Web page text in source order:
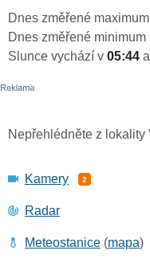
Dnes změřené maximum
Dnes změřené minimum
Slunce vychází v 05:44
Nepřehlédněte z lokality
Kamery 2
Radar
Meteostanice (mapa)